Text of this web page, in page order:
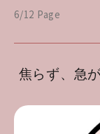
6/12 Page
焦らず、急